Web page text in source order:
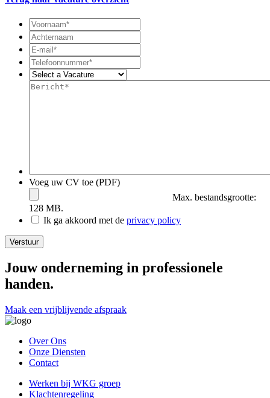
Voornaam*
Achternaam
E-
mail**
Telefoonnummer*
Select
aBericht**
Voeg uw CV toe (PDF)
Max. bestandsgrootte:
128 MB.
Ik ga akkoord met de privacy policy
Verstuur
Jouw onderneming in professionele
handen.
Maak een vrijblijvende afspraak
Over Ons
Onze Diensten
Contact
Werken bij WKG groep
Klachtenregeling